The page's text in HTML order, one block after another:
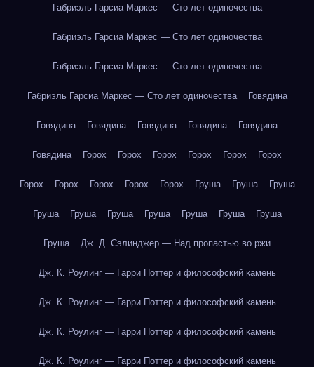
Габриэль Гарсиа Маркес — Сто лет одиночества
Габриэль Гарсиа Маркес — Сто лет одиночества
Габриэль Гарсиа Маркес — Сто лет одиночества
Габриэль Гарсиа Маркес — Сто лет одиночества Говядина
Говядина Говядина Говядина Говядина Говядина
Говядина Горох Горох Горох Горох Горох Горох
Горох Горох Горох Горох Горох Груша Груша Груша
Груша Груша Груша Груша Груша Груша Груша
Груша Дж. Д. Сэлинджер — Над пропастью во ржи
Дж. К. Роулинг — Гарри Поттер и философский камень
Дж. К. Роулинг — Гарри Поттер и философский камень
Дж. К. Роулинг — Гарри Поттер и философский камень
Дж. К. Роулинг — Гарри Поттер и философский камень